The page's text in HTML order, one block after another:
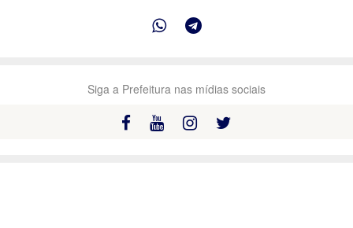
Siga a Prefeitura nas mídias sociais